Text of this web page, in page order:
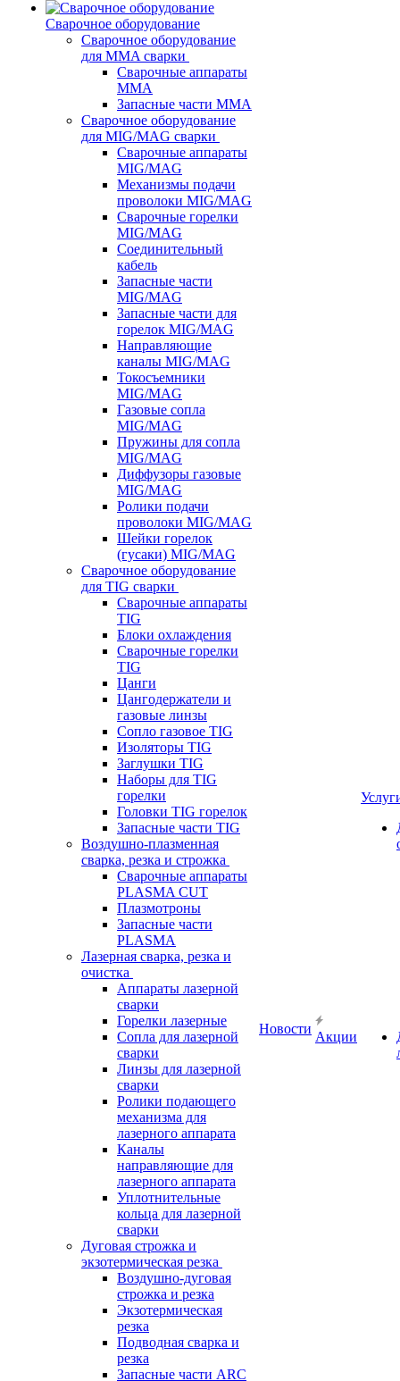
Сварочное оборудование
Сварочное оборудование
для MMA сварки
Сварочные аппараты
MMA
Запасные части MMA
Сварочное оборудование
для MIG/MAG сварки
Сварочные аппараты
MIG/MAG
Механизмы подачи
проволоки MIG/MAG
Сварочные горелки
MIG/MAG
Соединительный
кабель
Запасные части
MIG/MAG
Запасные части для
горелок MIG/MAG
Направляющие
каналы MIG/MAG
Токосъемники
MIG/MAG
Газовые сопла
MIG/MAG
Пружины для сопла
MIG/MAG
Диффузоры газовые
MIG/MAG
Ролики подачи
проволоки MIG/MAG
Шейки горелок
(гусаки) MIG/MAG
Сварочное оборудование
для TIG сварки
Сварочные аппараты
TIG
Блоки охлаждения
Сварочные горелки
TIG
Цанги
Цангодержатели и
газовые линзы
Сопло газовое TIG
Изоляторы TIG
Заглушки TIG
Наборы для TIG
горелки
Головки TIG горелок
Запасные части TIG
Воздушно-плазменная
сварка, резка и строжка
Сварочные аппараты
PLASMA CUT
Плазмотроны
Запасные части
PLASMA
Лазерная сварка, резка и
очистка
Аппараты лазерной
сварки
Горелки лазерные
Сопла для лазерной
сварки
Линзы для лазерной
сварки
Ролики подающего
механизма для
лазерного аппарата
Каналы
направляющие для
лазерного аппарата
Уплотнительные
кольца для лазерной
сварки
Дуговая строжка и
экзотермическая резка
Воздушно-дуговая
строжка и резка
Экзотермическая
резка
Подводная сварка и
резка
Запасные части ARC
Новости
Акции